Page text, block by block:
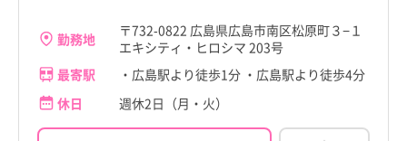
勤務地
〒732-0822 広島県広島市南区松原町３−１
エキシティ・ヒロシマ 203号
最寄駅
・広島駅より徒歩1分 ・広島駅より徒歩4分
休日
週休2日（月・火）